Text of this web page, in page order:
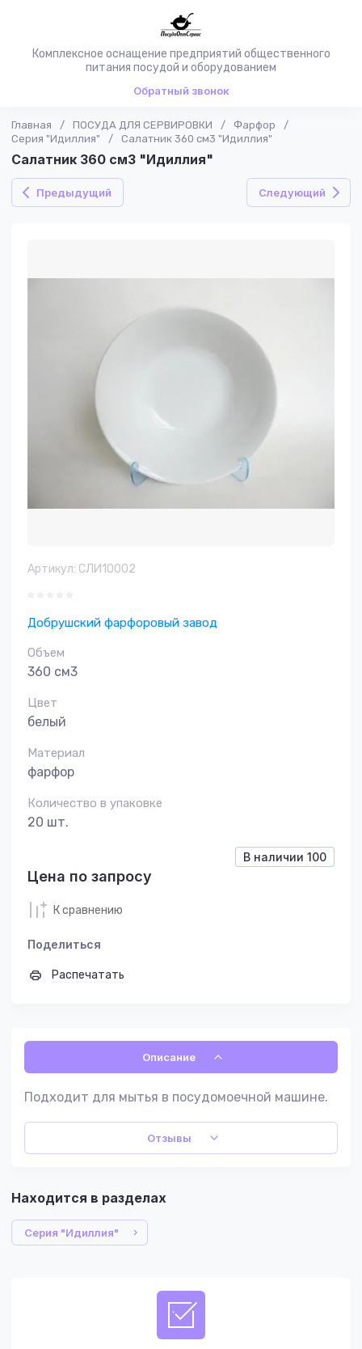
Комплексное оснащение предприятий общественного
питания посудой и оборудованием
Обратный звонок
Главная / ПОСУДА ДЛЯ СЕРВИРОВКИ / Фарфор
/
Серия "Идиллия"
/ Салатник 360 см3 "Идиллия"
Салатник 360 см3 "Идиллия"
Предыдущий Следующий
Артикул: СЛИ10002
Добрушский фарфоровый завод
Объем
360 см3
Цвет
белый
Материал
фарфор
Количество в упаковке
20 шт.
В наличии 100
Цена по запросу
К сравнению
Поделиться
Распечатать
Описание
Подходит для мытья в посудомоечной машине.
Отзывы
Находится в разделах
Серия "Идиллия"